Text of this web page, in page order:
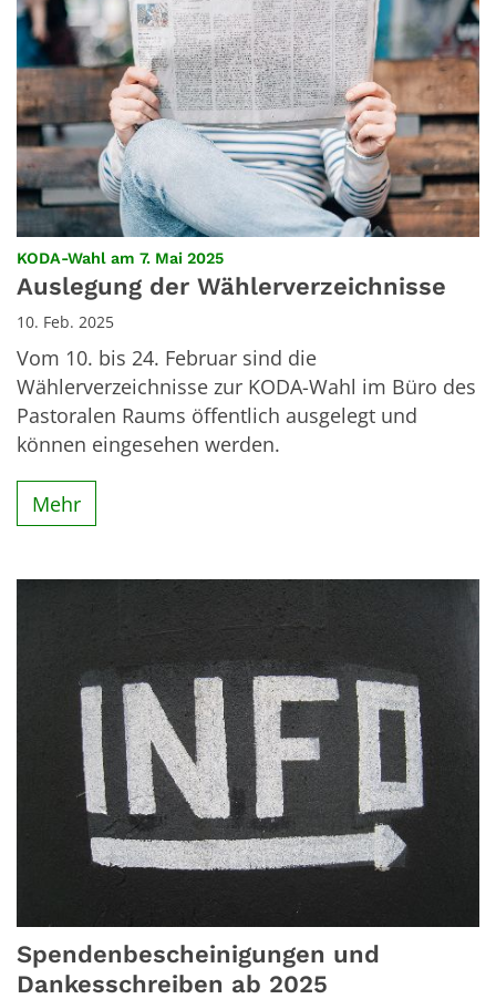
KODA-Wahl am 7. Mai 2025:
Auslegung der Wählerverzeichnisse
10. Feb. 2025
Vom 10. bis 24. Februar sind die
Wählerverzeichnisse zur KODA-Wahl im Büro des
Pastoralen Raums öffentlich ausgelegt und
können eingesehen werden.
Mehr
Spendenbescheinigungen und
Dankesschreiben ab 2025